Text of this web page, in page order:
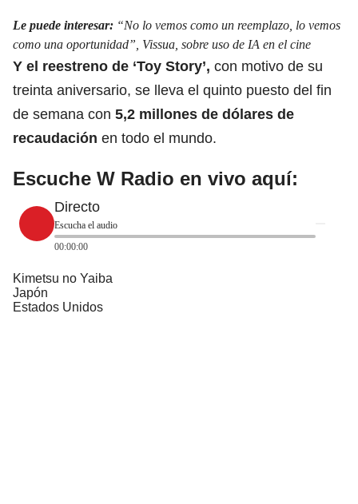
Le puede interesar: “No lo vemos como un reemplazo, lo vemos
como una oportunidad”, Vissua, sobre uso de IA en el cine
Y el reestreno de ‘Toy Story’, con motivo de su
treinta aniversario, se lleva el quinto puesto del fin
de semana con 5,2 millones de dólares de
recaudación en todo el mundo.
Escuche W Radio en vivo aquí:
Directo
Escucha el audio
00:00:00
Kimetsu no Yaiba
Japón
Estados Unidos